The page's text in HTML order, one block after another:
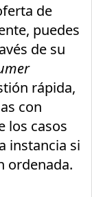
de
puedes
de su
rápida,
con
los casos
instancia si
ordenada.